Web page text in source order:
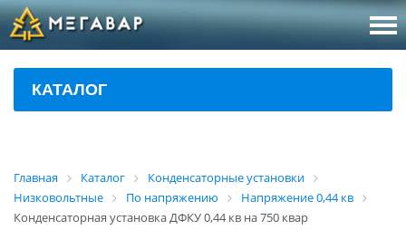
8
КАТАЛОГ
Главная Каталог
Конденсаторные установки
Низковольтные
По напряжению
Напряжение 0,44 кв
Конденсаторная установка ДФКУ 0,44 кв на 750 квар